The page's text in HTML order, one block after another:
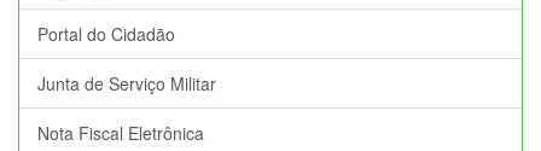
Portal do Cidadão
Junta de Serviço Militar
Nota Fiscal Eletrônica